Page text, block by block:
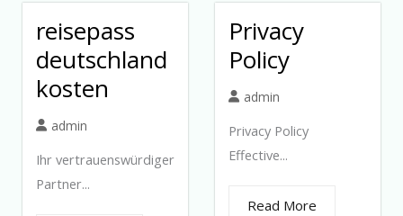
reisepass
deutschland
kosten
admin
Ihr vertrauenswürdiger
Partner...
Privacy
Policy
admin
Privacy Policy
Effective...
Read More